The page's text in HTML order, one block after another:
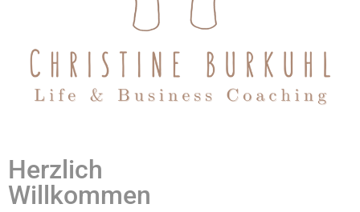
Herzlich
Willkommen